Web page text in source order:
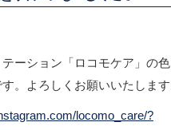
ーション「ロコモケア」の
。よろしくお願いいたします
locomo_care/?